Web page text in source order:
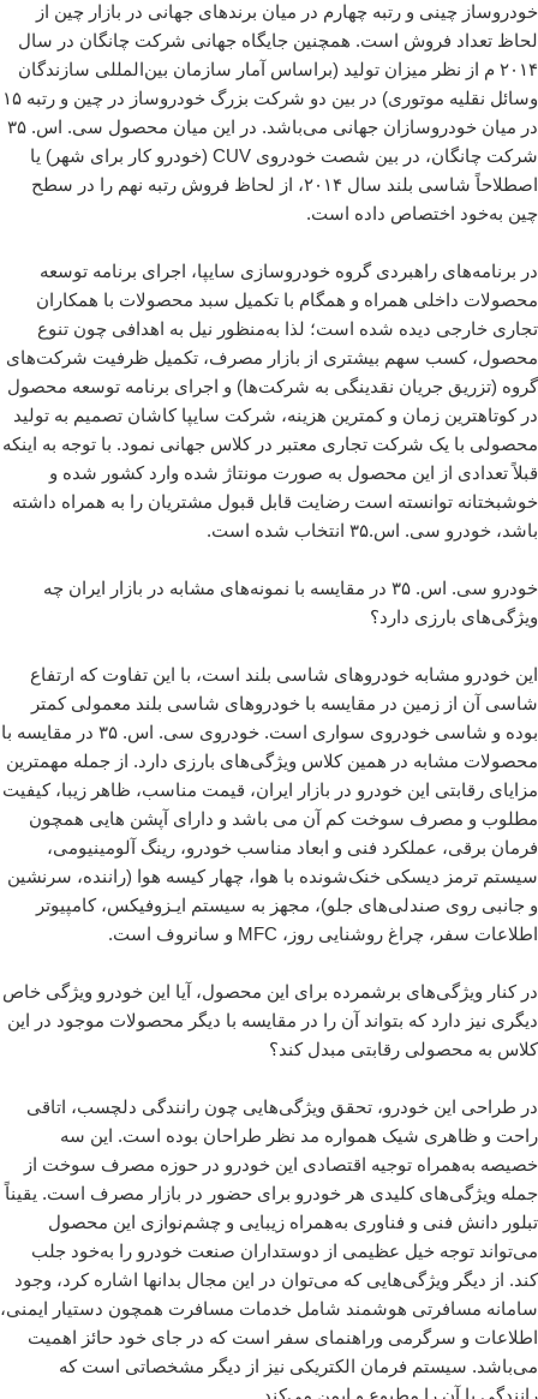
خودروساز چینی و رتبه چهارم در میان برندهای جهانی در بازار چین از
لحاظ تعداد فروش است. همچنین جایگاه جهانی شرکت چانگان در سال
۲۰۱۴ م از نظر میزان تولید (براساس آمار سازمان بین‌المللی سازندگان
وسائل نقلیه موتوری) در بین دو شرکت بزرگ خودروساز در چین و رتبه ۱۵
در میان خودروسازان جهانی می‌باشد. در این میان محصول سی. اس. ۳۵
شرکت چانگان، در بین شصت خودروی CUV (خودرو کار برای شهر) یا
اصطلاحاً شاسی بلند سال ۲۰۱۴، از لحاظ فروش رتبه نهم را در سطح
چین به‌خود اختصاص داده است.
در برنامه‌های راهبردی گروه خودروسازی سایپا، اجرای برنامه توسعه
محصولات داخلی همراه و همگام با تکمیل سبد محصولات با همکاران
تجاری خارجی دیده شده است؛ لذا به‌منظور نیل به اهدافی چون تنوع
محصول، کسب سهم بیشتری از بازار مصرف، تکمیل ظرفیت شرکت‌های
گروه (تزریق جریان نقدینگی به شرکت‌ها) و اجرای برنامه توسعه محصول
در کوتاهترین زمان و کمترین هزینه، شرکت سایپا کاشان تصمیم به تولید
محصولی با یک شرکت تجاری معتبر در کلاس جهانی نمود. با توجه به اینکه
قبلاً تعدادی از این محصول به صورت مونتاژ شده وارد کشور شده و
خوشبختانه توانسته است رضایت قابل قبول مشتریان را به همراه داشته
باشد، خودرو سی. اس.۳۵ انتخاب شده است.
خودرو سی. اس. ۳۵ در مقایسه با نمونه‌های مشابه در بازار ایران چه
ویژگی‌های بارزی دارد؟
این خودرو مشابه خودروهای شاسی بلند است، با این تفاوت که ارتفاع
شاسی آن از زمین در مقایسه با خودروهای شاسی بلند معمولی کمتر
بوده و شاسی خودروی سواری است. خودروی سی. اس. ۳۵ در مقایسه با
محصولات مشابه در همین کلاس ویژگی‌های بارزی دارد. از جمله مهمترین
مزایای رقابتی این خودرو در بازار ایران، قیمت مناسب، ظاهر زیبا، کیفیت
مطلوب و مصرف سوخت کم آن می باشد و دارای آپشن هایی همچون
فرمان برقی، عملکرد فنی و ابعاد مناسب خودرو، رینگ آلومینیومی،
سیستم ترمز دیسکی خنک‌شونده با هوا، چهار کیسه هوا (راننده، سرنشین
و جانبی روی صندلی‌های جلو)، مجهز به سیستم ایـزوفیکس، کامپیوتر
اطلاعات سفر، چراغ روشنایی روز، MFC و سانروف است.
در کنار ویژگی‌های برشمرده برای این محصول، آیا این خودرو ویژگی خاص
دیگری نیز دارد که بتواند آن را در مقایسه با دیگر محصولات موجود در این
کلاس به محصولی رقابتی مبدل کند؟
در طراحی این خودرو، تحقق ویژگی‌هایی چون رانندگی دلچسب، اتاقی
راحت و ظاهری شیک همواره مد نظر طراحان بوده است. این سه
خصیصه به‌همراه توجیه اقتصادی این خودرو در حوزه مصرف سوخت از
جمله ویژگی‌های کلیدی هر خودرو برای حضور در بازار مصرف است. یقیناً
تبلور دانش فنی و فناوری به‌همراه زیبایی و چشم‌نوازی این محصول
می‌تواند توجه خیل عظیمی از دوستداران صنعت خودرو را به‌خود جلب
کند. از دیگر ویژگی‌هایی که می‌توان در این مجال بدانها اشاره کرد، وجود
سامانه مسافرتی هوشمند شامل خدمات مسافرت همچون دستیار ایمنی،
اطلاعات و سرگرمی وراهنمای سفر است که در جای خود حائز اهمیت
می‌باشد. سیستم فرمان الکتریکی نیز از دیگر مشخصاتی است که
رانندگی با آن را مطبوع و ایمن می‌کند.